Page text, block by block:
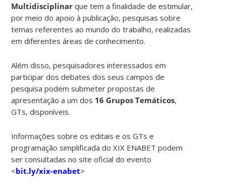
Multidisciplinar que tem a finalidade de estimular,
por meio do apoio à publicação, pesquisas sobre
temas referentes ao mundo do trabalho, realizadas
em diferentes áreas de conhecimento.
Além disso, pesquisadores interessados em
participar dos debates dos seus campos de
pesquisa podem submeter propostas de
apresentação a um dos 16 Grupos Temáticos,
GTs, disponíveis.
Informações sobre os editais e os GTs e
programação simplificada do XIX ENABET podem
ser consultadas no site oficial do evento
<bit.ly/xix-enabet>